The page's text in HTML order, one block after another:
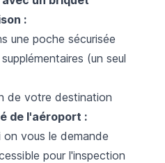
:
une poche sécurisée
(un seul
de votre destination
de l'aéroport :
vous le demande
pour l'inspection